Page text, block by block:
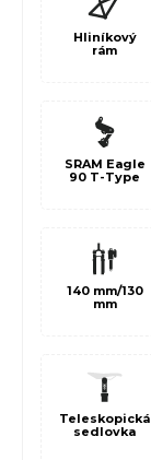
Hliníkový
rám
SRAM Eagle
90 T-Type
140 mm/130
mm
Teleskopická
sedlovka